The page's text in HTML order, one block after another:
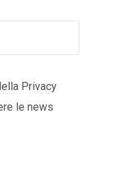
Privacy
le news